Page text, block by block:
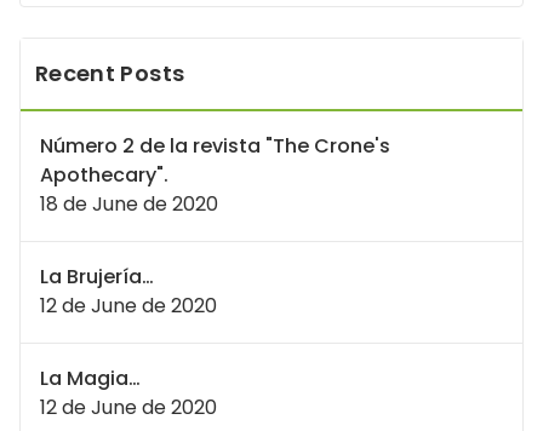
Recent Posts
Número 2 de la revista "The Crone's
Apothecary".
18 de June de 2020
La Brujería…
12 de June de 2020
La Magia…
12 de June de 2020